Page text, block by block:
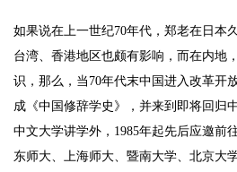
如果说在上一世纪70年代，郑老在日本
台湾、香港地区也颇有影响，而在内地
识，那么，当70年代末中国进入改革开
成《中国修辞学史》，并来到即将回归
中文大学讲学外，1985年起先后应邀前
东师大、上海师大、暨南大学、北京大